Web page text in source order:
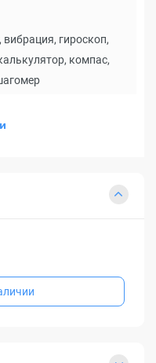
гироскоп,
компас,